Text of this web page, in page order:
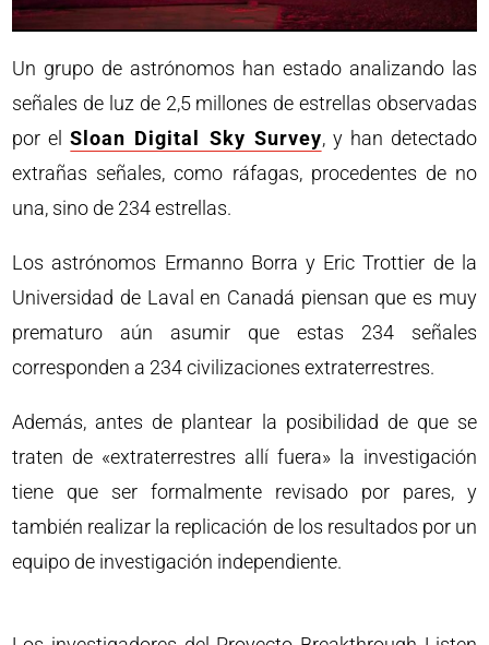
Un grupo de astrónomos han estado analizando las
señales de luz de 2,5 millones de estrellas observadas
por elSloan Digital Sky Survey, y han detectado
extrañas señales, como ráfagas, procedentes de no
una, sino de 234 estrellas.
Los astrónomos Ermanno Borra y Eric Trottier de la
Universidad de Laval en Canadá piensan que es muy
prematuro aún asumir que estas 234 señales
corresponden a 234 civilizaciones extraterrestres.
Además, antes de plantear la posibilidad de que se
traten de «extraterrestres allí fuera» la investigación
tiene que ser formalmente revisado por pares, y
también realizar la replicación de los resultados por un
equipo de investigación independiente.